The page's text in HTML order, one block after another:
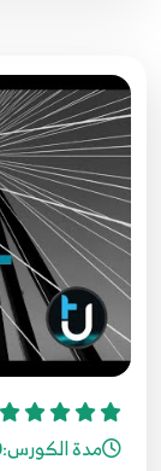
مدة الكورس:
45
4:43
46
16:32
47
6:56